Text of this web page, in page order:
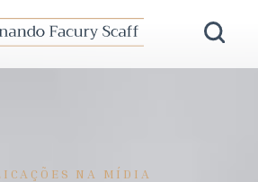
NA MÍDIA